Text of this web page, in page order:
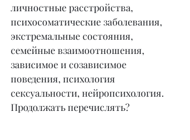
личностные расстройства,
психосоматические заболевания,
экстремальные состояния,
семейные взаимоотношения,
зависимое и созависимое
поведения, психология
сексуальности, нейропсихология.
Продолжать перечислять?